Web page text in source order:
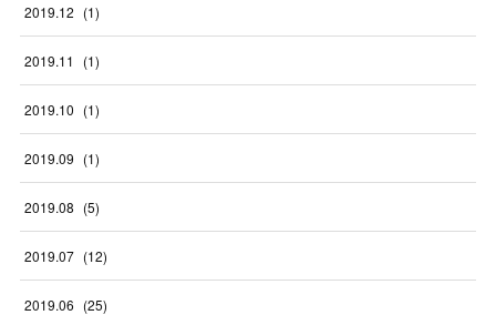
2019.12 (1)
2019.11 (1)
2019.10 (1)
2019.09 (1)
2019.08 (5)
2019.07 (12)
2019.06 (25)